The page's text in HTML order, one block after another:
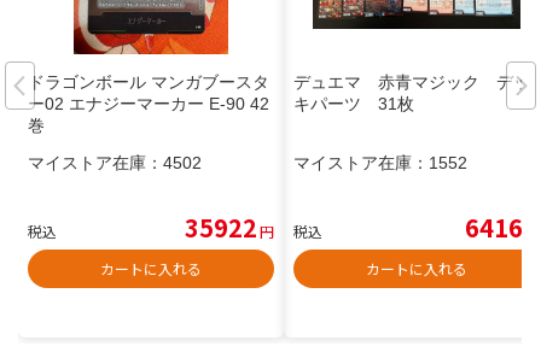
ドラゴンボール マンガブースタ
ー02 エナジーマーカー E-90 42
巻
マイストア在庫： 4502
税込 35922円
カートに入れる
デュエマ 赤青マジック デッ
キパーツ 31枚
マイストア在庫： 1552
税込 6416
カートに入れる